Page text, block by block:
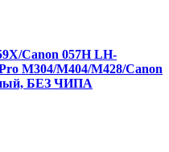
Canon 057H LH-
M304/M404/M428/Canon
БЕЗ ЧИПА